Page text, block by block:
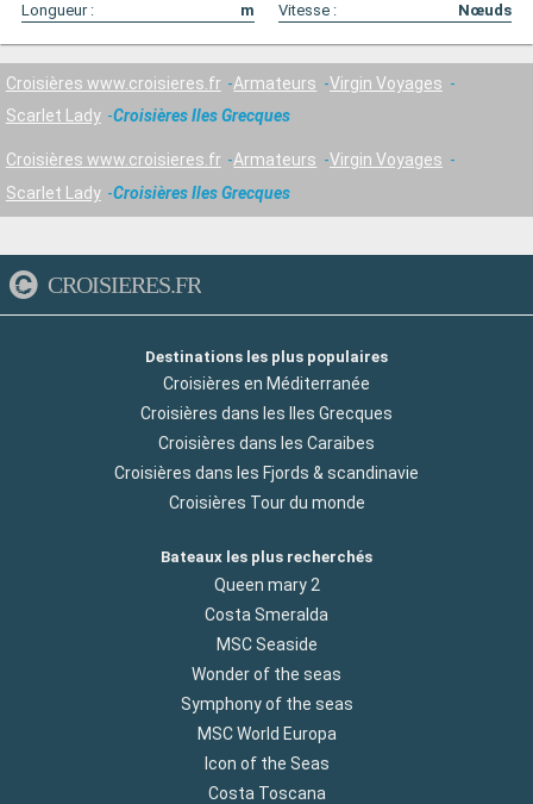
Longueur :
m Vitesse : Nœuds
Croisières www.croisieres.fr Armateurs
Virgin Voyages
Scarlet Lady
Croisières Iles Grecques
Croisières www.croisieres.fr Armateurs
Virgin Voyages
Scarlet Lady
Croisières Iles Grecques
CROISIERES.FR
Destinations les plus populaires
Croisières en Méditerranée
Croisières dans les Iles Grecques
Croisières dans les Caraibes
Croisières dans les Fjords & scandinavie
Croisières Tour du monde
Bateaux les plus recherchés
Queen mary 2
Costa Smeralda
MSC Seaside
Wonder of the seas
Symphony of the seas
MSC World Europa
Icon of the Seas
Costa Toscana